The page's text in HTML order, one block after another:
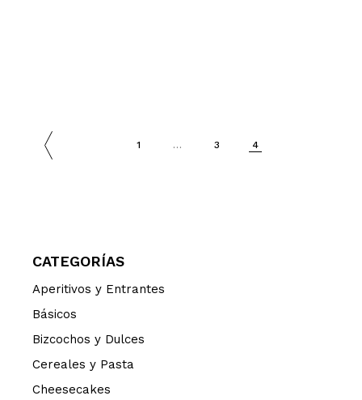
PAGINACIÓN
1 … 3 4
CATEGORÍAS
Aperitivos y Entrantes
Básicos
Bizcochos y Dulces
Cereales y Pasta
Cheesecakes